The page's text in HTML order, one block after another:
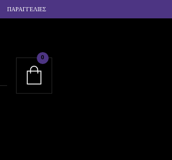
ΠΑΡΑΓΓΕΛΙΕΣ
0